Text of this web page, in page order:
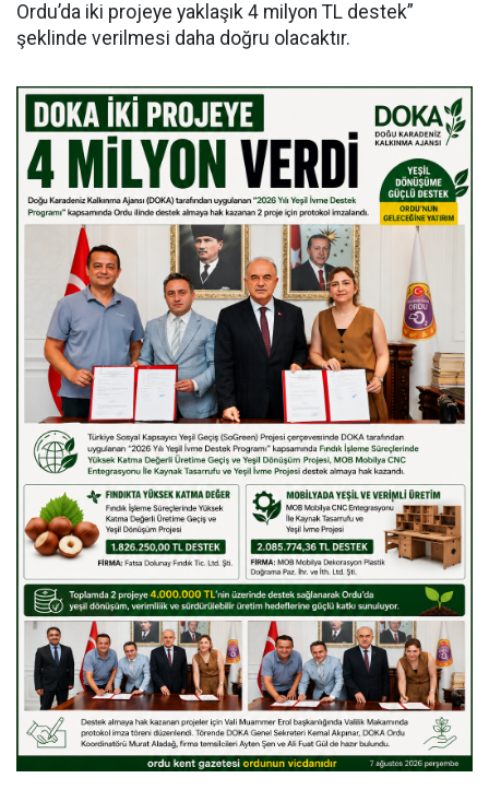
Ordu’da iki projeye yaklaşık 4 milyon TL destek”
şeklinde verilmesi daha doğru olacaktır.